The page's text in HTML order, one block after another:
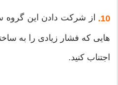
10. از شرکت دادن این گروه
هایی که فشار زیادی را به
اجتناب کنید.